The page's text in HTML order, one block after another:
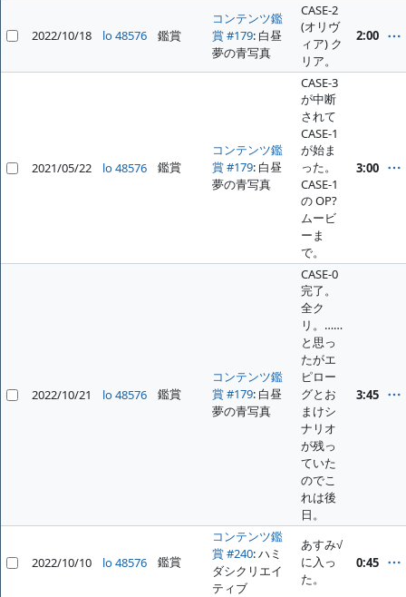
2022/10/18 lo 48576 鑑賞
コンテンツ鑑
賞 #179: 白昼
夢の青写真
CASE-2
(オリヴ
ィア) ク
リア。
2:00
2021/05/22 lo 48576 鑑賞
コンテンツ鑑
賞 #179: 白昼
夢の青写真
CASE-3
が中断
されて
CASE-1
が始ま
った。
CASE-1
の OP?
ムービ
ーま
で。
3:00
2022/10/21 lo 48576 鑑賞
コンテンツ鑑
賞 #179: 白昼
夢の青写真
CASE-0
完了。
全ク
リ。……
と思っ
たがエ
ピロー
グとお
まけシ
ナリオ
が残っ
ていた
のでこ
れは後
日。
3:45
2022/10/10 lo 48576 鑑賞
コンテンツ鑑
賞 #240: ハミ
ダシクリエイ
ティブ
あすみ√
に入っ
た。
0:45